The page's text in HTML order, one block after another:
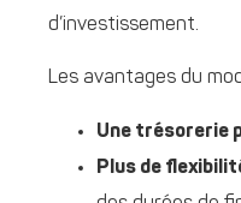
d’investissement.
Les avantages du
Une trésorerie
Plus de